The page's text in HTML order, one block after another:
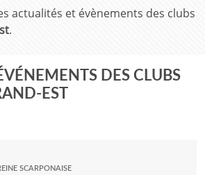
actualités et évènements des clubs
.
DES CLUBS
EST
SCARPONAISE